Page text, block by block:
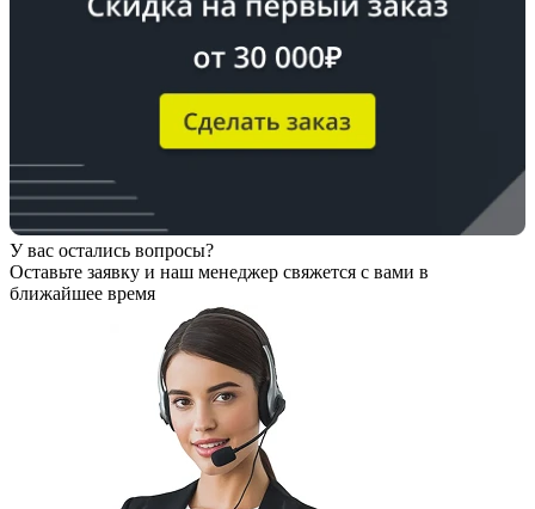
У вас остались вопросы?
Оставьте заявку и наш менеджер свяжется с вами в
ближайшее время